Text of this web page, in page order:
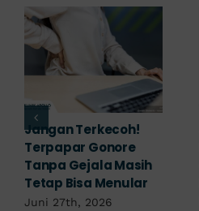
Keluar Nanah dari
Kewanitaan Semakin
Banyak? Ini Faktor
yang Bisa Menjadi
Penyebabnya!